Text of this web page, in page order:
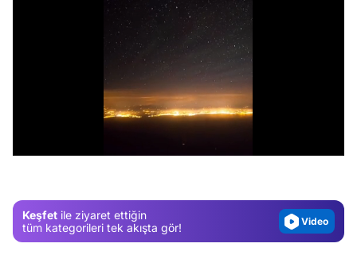
Keşfet ile ziyaret ettiğin
tüm kategorileri tek akışta gör!
Video